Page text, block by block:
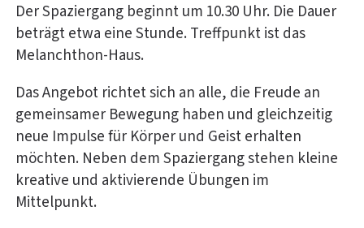
Der Spaziergang beginnt um 10.30 Uhr. Die Dauer
beträgt etwa eine Stunde. Treffpunkt ist das
Melanchthon-Haus.
Das Angebot richtet sich an alle, die Freude an
gemeinsamer Bewegung haben und gleichzeitig
neue Impulse für Körper und Geist erhalten
möchten. Neben dem Spaziergang stehen kleine
kreative und aktivierende Übungen im
Mittelpunkt.